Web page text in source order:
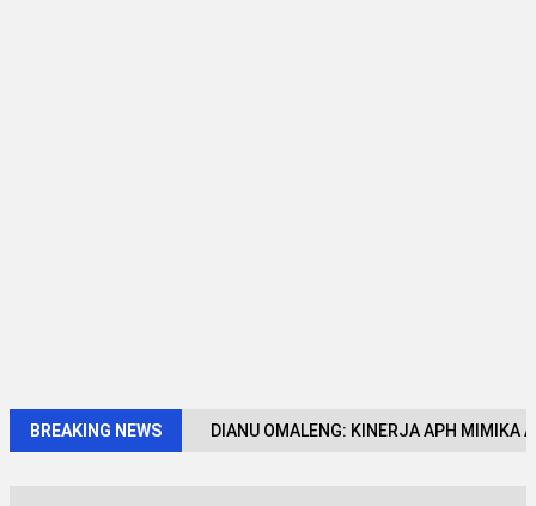
BREAKING NEWS DIANU OMALENG: KINERJA APH MIMIKA